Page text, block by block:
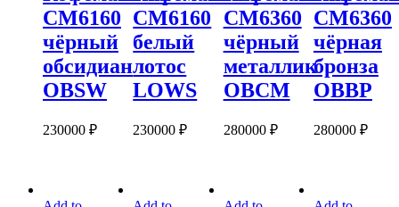
CM6160
чёрный
обсидиан
OBSW
230000 ₽
CM6160
белый
лотос
LOWS
230000₽
CM6360
чёрный
металлик
OBCM
280000 ₽
CM6360
чёрная
бронза
OBBP
280000 ₽